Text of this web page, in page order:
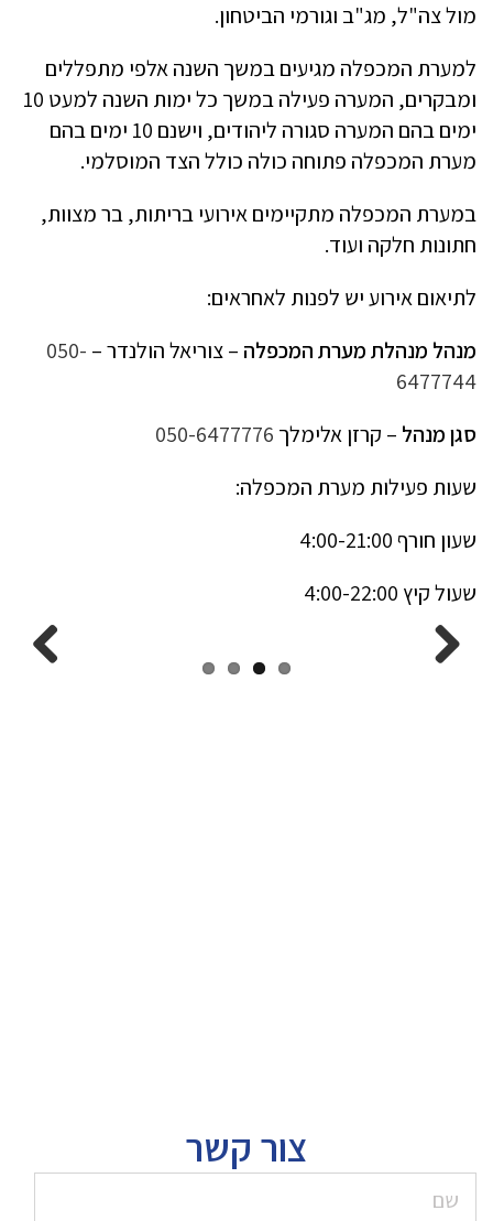
מול צה"ל, מג"ב וגורמי הביטחון.
למערת המכפלה מגיעים במשך השנה אלפי מתפללים
ומבקרים, המערה פעילה במשך כל ימות השנה למעט 10
ימים בהם המערה סגורה ליהודים, וישנם 10 ימים בהם
מערת המכפלה פתוחה כולה כולל הצד המוסלמי.
במערת המכפלה מתקיימים אירועי בריתות, בר מצוות,
חתונות חלקה ועוד.
לתיאום אירוע יש לפנות לאחראים:
מנהל מנהלת מערת המכפלה – צוריאל הולנדר – 050-
6477744
סגן מנהל – קרזן אלימלך 050-6477776
שעות פעילות מערת המכפלה:
שעון חורף 4:00-21:00
שעול קיץ 4:00-22:00
צור קשר